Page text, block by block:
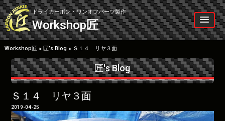
Skip
to
content
ドライカーボン・ワンオフパーツ製作
Workshop匠
Workshop匠> 匠’s Blog > Ｓ１４ リヤ３面
匠's Blog
Ｓ１４ リヤ３面
2019-04-25